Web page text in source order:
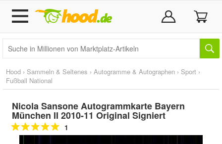
Hood › Sammeln & Seltenes › Autogramme & Autographen › Sport ›
Fußball National
Nicola Sansone Autogrammkarte Bayern
München II 2010-11 Original Signiert
1